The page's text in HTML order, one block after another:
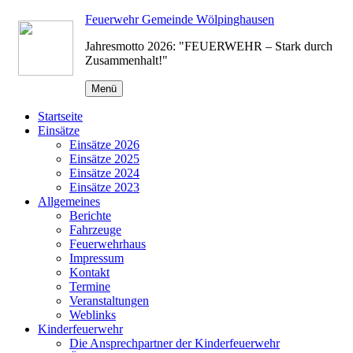
Zum
Inhalt
Feuerwehr Gemeinde Wölpinghausen
Jahresmotto 2026: "FEUERWEHR – Stark durch
Zusammenhalt!"
Menü
Startseite
Einsätze
Einsätze 2026
Einsätze 2025
Einsätze 2024
Einsätze 2023
Allgemeines
Berichte
Fahrzeuge
Feuerwehrhaus
Impressum
Kontakt
Termine
Veranstaltungen
Weblinks
Kinderfeuerwehr
Die Ansprechpartner der Kinderfeuerwehr